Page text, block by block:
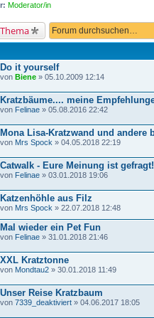
Moderator/in
Do it yourself
von Biene » 05.10.2009 12:14
Kratzbäume.... meine
von Felinae » 05.08.2016 22:42
Mona Lisa-Kratzwand und andere
von Mrs Spock » 04.05.2018 22:19
Catwalk - Eure Meinung ist gefragt!
von Felinae » 03.01.2018 19:06
Katzenhöhle aus Filz
von Mrs Spock » 22.07.2018 12:48
Mal wieder ein Pet Fun
von Felinae » 31.01.2018 21:46
XXL Kratztonne
von Mondtau2 » 30.01.2018 11:49
Unser Reise Kratzbaum
von 7339_deaktiviert » 04.06.2017 18:05